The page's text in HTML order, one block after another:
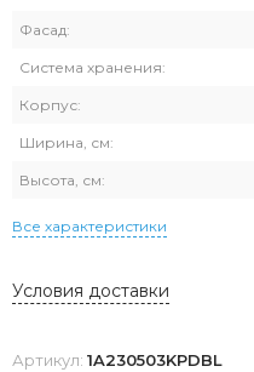
Фасад:
Система хранения:
Корпус:
Ширина, см:
Высота, см:
Все характеристики
Условия доставки
Артикул: 1A230503KPDBL